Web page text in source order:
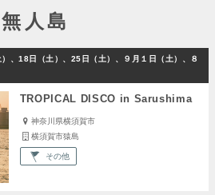
無人島
、18日（土）、25日（土）、９月１日（土）、８
TROPICAL DISCO in Sarushima
神奈川県横須賀市
横須賀市猿島
その他